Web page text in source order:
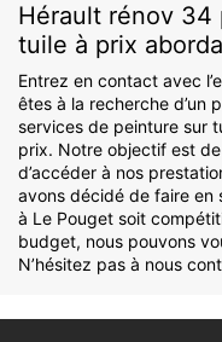
Hérault rénov 34
tuile à prix
Entrez en contact avec
êtes à la recherche d’un
services de peinture sur
prix. Notre objectif est
d’accéder à nos
avons décidé de faire en
à Le Pouget soit
budget, nous pouvons
N’hésitez pas à nous